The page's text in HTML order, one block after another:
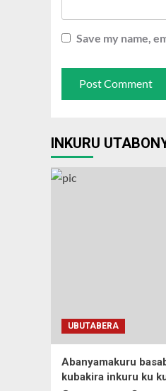
Save my name,
INKURU
UBUTABERA
Abanyamakuru
kubakira inkuru ku